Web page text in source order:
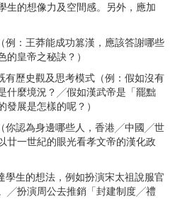
生的想像力及空間感。另外，應加
：王莽能成功篡漢，應該答謝哪些
的皇帝之秘訣？）
有歷史觀及思考模式（例：假如沒有
什麼境況？╱假如漢武帝是「罷黜
展是怎樣的呢？）
你認為身邊哪些人，香港╱中國╱世
一世紀的眼光看孝文帝的漢化政
學生的想法，例如扮演宋太祖說服官
╱扮演周公去推銷「封建制度╱禮